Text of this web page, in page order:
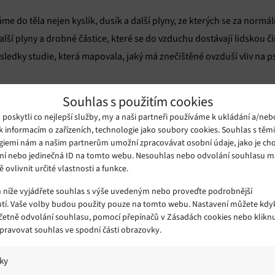
Souhlas s použitím cookies
poskytli co nejlepší služby, my a naši partneři používáme k ukládání a/
informacím o zařízeních, technologie jako soubory cookies. Souhlas s
nám a našim partnerům umožní zpracovávat osobní údaje, jako je
nebo jedinečná ID na tomto webu. Nesouhlas nebo odvolání souhlasu
ovlivnit určité vlastnosti a funkce.
vyjádřete souhlas s výše uvedeným nebo proveďte podrobnější
Vaše volby budou použity pouze na tomto webu. Nastavení můžete
odvolání souhlasu, pomocí přepínačů v Zásadách cookies nebo
souhlas ve spodní části obrazovky.
do těla nejen kyslík, dusík a další plyny, ze kterých se za
plyny a drobné částice, které se do vzduchu dostávají lidskou
studie, která mapovala, jaký má znečištěné ovzduší vliv na
lidé z různých částí a také z Dánska
. Výsledky
zajímavých faktů. U obou skupin (tedy obyvatel USA i Dánska)
žily v oblasti se znečištěným ovzduším.
se výsledky lišily. Dánsko zaznamenalo dramatický korelaci
Dánském vzorku dýchali nejvíc znečištěný vzduch byla
žili v čistém prostředí. V USA nebyl rozdíly natolik dramatické.
velký vliv životní prostředí jako celek (město/vesnice,
ovlivňován přímo i látkami, které lidé dýchají. Jako
ovlivňován přímo při inhalaci vzduchu nebo „druhotně“ z